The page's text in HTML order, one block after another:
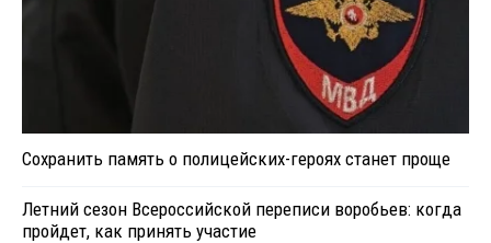
Сохранить память о полицейских-героях станет проще
Летний сезон Всероссийской переписи воробьев: когда
пройдет, как принять участие